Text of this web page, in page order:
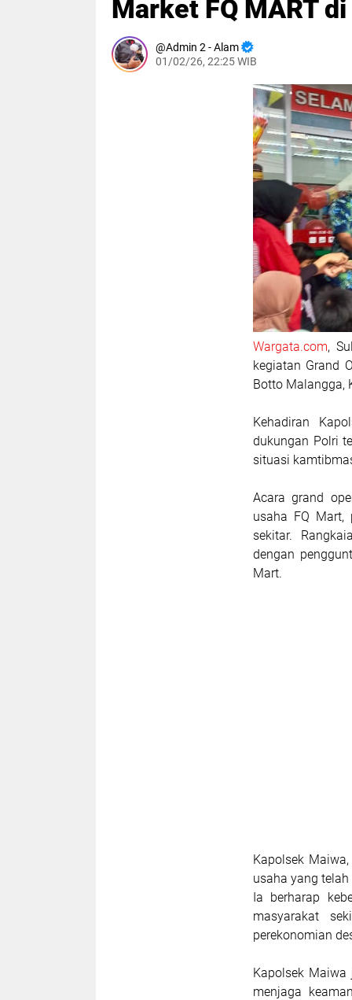
Market FQ MART
Admin 2 - Alam
01/02/26, 22:25 WIB
Wargata.com,
kegiatan Grand
Botto Malangga,
Kehadiran
dukungan Polri
situasi
Acara grand
usaha FQ Mart,
sekitar.
dengan
Mart.
Kapolsek
usaha yang
Ia berharap
masyarakat
perekonomian
Kapolsek
menjaga